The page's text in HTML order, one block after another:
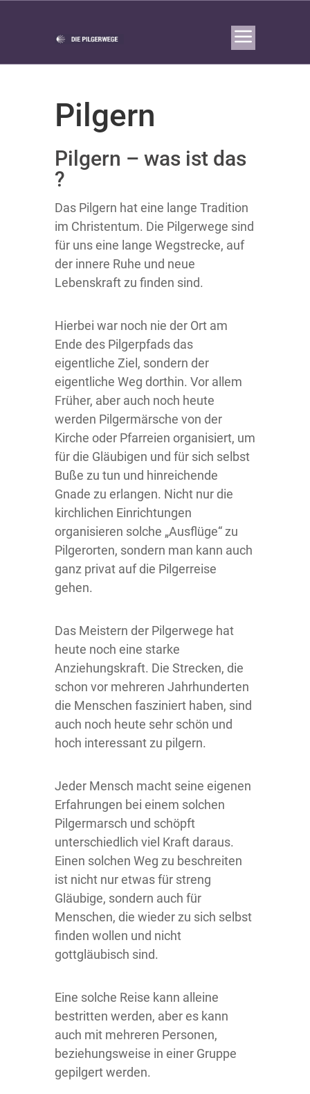
Pilgern
Pilgern – was ist das
?
Das Pilgern hat eine lange Tradition
im Christentum. Die Pilgerwege sind
für uns eine lange Wegstrecke, auf
der innere Ruhe und neue
Lebenskraft zu finden sind.
Hierbei war noch nie der Ort am
Ende des Pilgerpfads das
eigentliche Ziel, sondern der
eigentliche Weg dorthin. Vor allem
Früher, aber auch noch heute
werden Pilgermärsche von der
Kirche oder Pfarreien organisiert, um
für die Gläubigen und für sich selbst
Buße zu tun und hinreichende
Gnade zu erlangen. Nicht nur die
kirchlichen Einrichtungen
organisieren solche „Ausflüge“ zu
Pilgerorten, sondern man kann auch
ganz privat auf die Pilgerreise
gehen.
Das Meistern der Pilgerwege hat
heute noch eine starke
Anziehungskraft. Die Strecken, die
schon vor mehreren Jahrhunderten
die Menschen fasziniert haben, sind
auch noch heute sehr schön und
hoch interessant zu pilgern.
Jeder Mensch macht seine eigenen
Erfahrungen bei einem solchen
Pilgermarsch und schöpft
unterschiedlich viel Kraft daraus.
Einen solchen Weg zu beschreiten
ist nicht nur etwas für streng
Gläubige, sondern auch für
Menschen, die wieder zu sich selbst
finden wollen und nicht
gottgläubisch sind.
Eine solche Reise kann alleine
bestritten werden, aber es kann
auch mit mehreren Personen,
beziehungsweise in einer Gruppe
gepilgert werden.